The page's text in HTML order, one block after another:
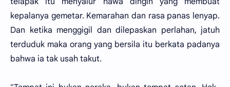
kepalanya gemetar. Kemarahan dan rasa panas lenyap.
Dan ketika menggigil dan dilepaskan perlahan, jatuh
terduduk maka orang yang bersila itu berkata padanya
bahwa ia tak usah takut.